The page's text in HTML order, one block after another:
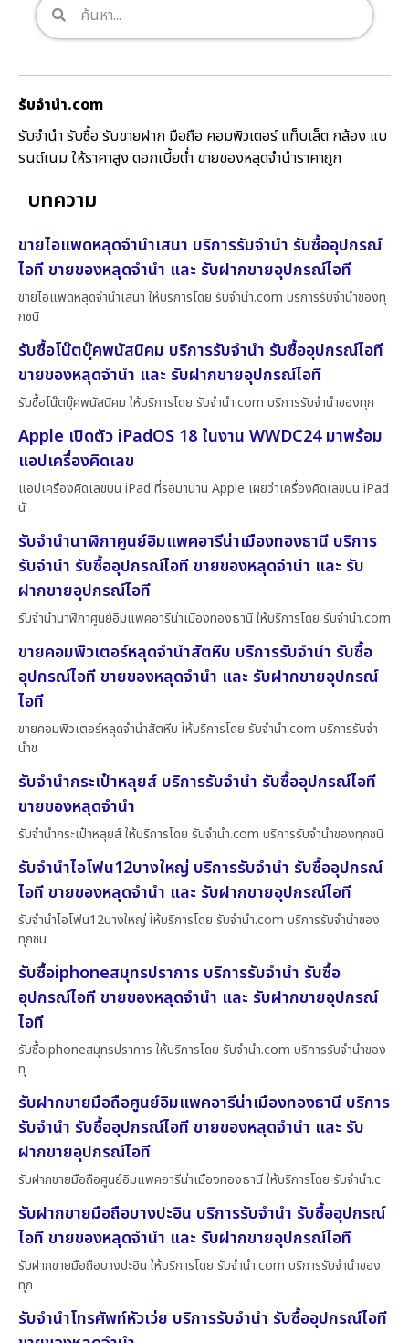
รับจํานํา.com
รับจำนำ รับซื้อ รับขายฝาก มือถือ คอมพิวเตอร์ แท็บเล็ต กล้อง แบ
รนด์เนม ให้ราคาสูง ดอกเบี้ยต่ำ ขายของหลุดจำนำราคาถูก
บทความ
ขายไอแพดหลุดจำนำเสนา บริการรับจำนำ รับซื้ออุปกรณ์
ไอที ขายของหลุดจำนำ และ รับฝากขายอุปกรณ์ไอที
ขายไอแพดหลุดจำนำเสนา ให้บริการโดย รับจํานํา.com บริการรับจำนำของทุ
กชนิ
รับซื้อโน๊ตบุ๊คพนัสนิคม บริการรับจำนำ รับซื้ออุปกรณ์ไอที
ขายของหลุดจำนำ และ รับฝากขายอุปกรณ์ไอที
รับซื้อโน๊ตบุ๊คพนัสนิคม ให้บริการโดย รับจํานํา.com บริการรับจำนำของทุก
Apple เปิดตัว iPadOS 18 ในงาน WWDC24 มาพร้อม
แอปเครื่องคิดเลข
แอปเครื่องคิดเลขบน iPad ที่รอมานาน Apple เผยว่าเครื่องคิดเลขบน iPad
นั
รับจำนำนาฬิกาศูนย์อิมแพคอารีน่าเมืองทองธานี บริการ
รับจำนำ รับซื้ออุปกรณ์ไอที ขายของหลุดจำนำ และ รับ
ฝากขายอุปกรณ์ไอที
รับจำนำนาฬิกาศูนย์อิมแพคอารีน่าเมืองทองธานี ให้บริการโดย รับจํานํา.com
ขายคอมพิวเตอร์หลุดจำนำสัตหีบ บริการรับจำนำ รับซื้อ
อุปกรณ์ไอที ขายของหลุดจำนำ และ รับฝากขายอุปกรณ์
ไอที
ขายคอมพิวเตอร์หลุดจำนำสัตหีบ ให้บริการโดย รับจํานํา.com บริการรับจำ
นำข
รับจำนำกระเป๋าหลุยส์ บริการรับจำนำ รับซื้ออุปกรณ์ไอที
ขายของหลุดจำนำ
รับจำนำกระเป๋าหลุยส์ ให้บริการโดย รับจํานํา.com บริการรับจำนำของทุกชนิ
รับจำนำไอโฟน12บางใหญ่ บริการรับจำนำ รับซื้ออุปกรณ์
ไอที ขายของหลุดจำนำ และ รับฝากขายอุปกรณ์ไอที
รับจำนำไอโฟน12บางใหญ่ ให้บริการโดย รับจํานํา.com บริการรับจำนำของ
ทุกชน
รับซื้อiphoneสมุทรปราการ บริการรับจำนำ รับซื้อ
อุปกรณ์ไอที ขายของหลุดจำนำ และ รับฝากขายอุปกรณ์
ไอที
รับซื้อiphoneสมุทรปราการ ให้บริการโดย รับจํานํา.com บริการรับจำนำของ
ทุ
รับฝากขายมือถือศูนย์อิมแพคอารีน่าเมืองทองธานี บริการ
รับจำนำ รับซื้ออุปกรณ์ไอที ขายของหลุดจำนำ และ รับ
ฝากขายอุปกรณ์ไอที
รับฝากขายมือถือศูนย์อิมแพคอารีน่าเมืองทองธานี ให้บริการโดย รับจํานํา.c
รับฝากขายมือถือบางปะอิน บริการรับจำนำ รับซื้ออุปกรณ์
ไอที ขายของหลุดจำนำ และ รับฝากขายอุปกรณ์ไอที
รับฝากขายมือถือบางปะอิน ให้บริการโดย รับจํานํา.com บริการรับจำนำของ
ทุก
รับจำนำโทรศัพท์หัวเว่ย บริการรับจำนำ รับซื้ออุปกรณ์ไอที